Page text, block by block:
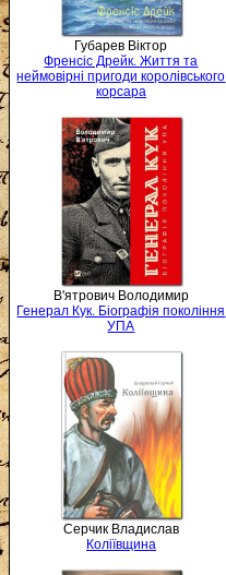
Губарев Віктор
Френсіс Дрейк. Життя та
неймовірні пригоди королівського
корсара
В'ятрович Володимир
Генерал Кук. Біографія покоління
УПА
Серчик Владислав
Коліївщина